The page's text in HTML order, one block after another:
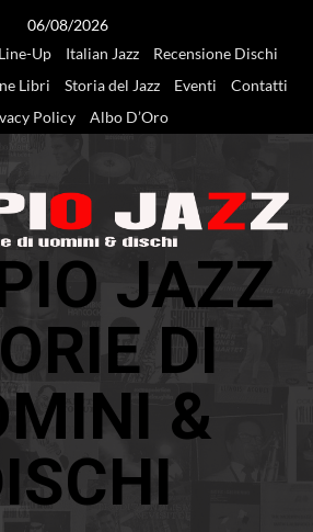
06/08/2026
Line-Up Italian Jazz
Recensione Dischi
Libri Storia del Jazz Eventi
Contatti
Policy
Albo D’Oro
JAZZ
DI
&